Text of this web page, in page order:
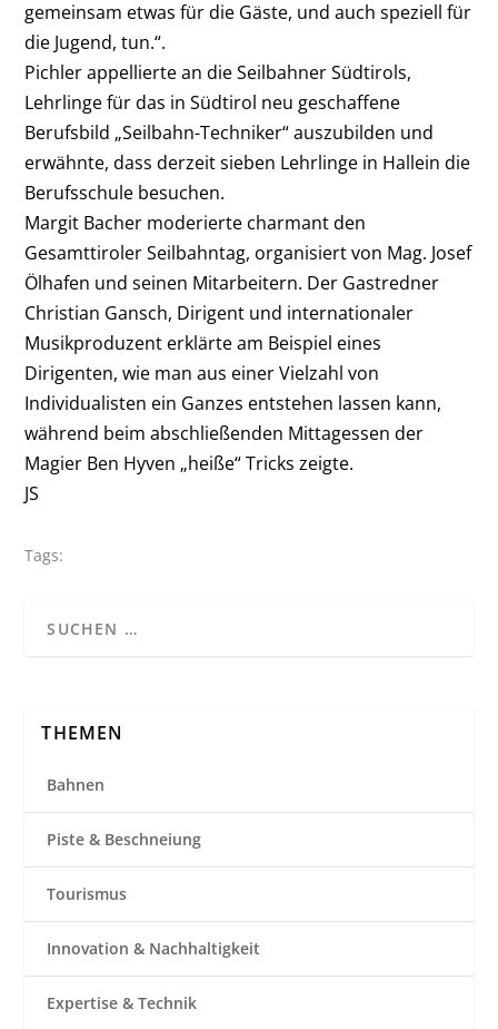
gemeinsam etwas für die Gäste, und auch speziell für
die Jugend, tun.“.
Pichler appellierte an die Seilbahner Südtirols,
Lehrlinge für das in Südtirol neu geschaffene
Berufsbild „Seilbahn-Techniker“ auszubilden und
erwähnte, dass derzeit sieben Lehrlinge in Hallein die
Berufsschule besuchen.
Margit Bacher moderierte charmant den
Gesamttiroler Seilbahntag, organisiert von Mag. Josef
Ölhafen und seinen Mitarbeitern. Der Gastredner
Christian Gansch, Dirigent und internationaler
Musikproduzent erklärte am Beispiel eines
Dirigenten, wie man aus einer Vielzahl von
Individualisten ein Ganzes entstehen lassen kann,
während beim abschließenden Mittagessen der
Magier Ben Hyven „heiße“ Tricks zeigte.
JS
Tags:
THEMEN
Bahnen
Piste & Beschneiung
Tourismus
Innovation & Nachhaltigkeit
Expertise & Technik